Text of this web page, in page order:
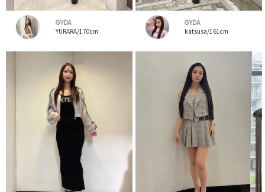
GYDA
YURARA/170cm
GYDA
katsusa/161cm